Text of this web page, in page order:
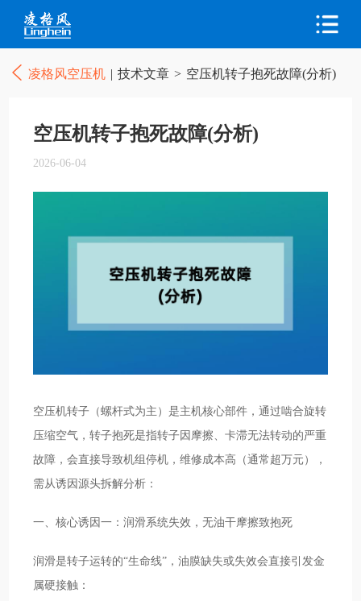
凌格风空压机 | 技术文章 > 空压机转子抱死故障(分析)
空压机转子抱死故障(分析)
2026-06-04
空压机转子（螺杆式为主）是主机核心部件，通过啮合旋转
压缩空气，转子抱死是指转子因摩擦、卡滞无法转动的严重
故障，会直接导致机组停机，维修成本高（通常超万元），
需从诱因源头拆解分析：
一、核心诱因一：润滑系统失效，无油干摩擦致抱死
润滑是转子运转的“生命线”，油膜缺失或失效会直接引发金
属硬接触：